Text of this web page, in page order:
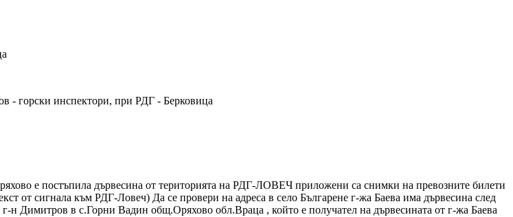
- горски инспектори, при РДГ - Берковица
е постъпила дървесина от територията на РДГ-ЛОВЕЧ приложени са снимки на превозните билети
от сигнала към РДГ-Ловеч) Да се провери на адреса в село Българене г-жа Баева има дървесина след
н Димитров в с.Горни Вадин общ.Оряхово обл.Враца , който е получател на дървесината от г-жа Баева